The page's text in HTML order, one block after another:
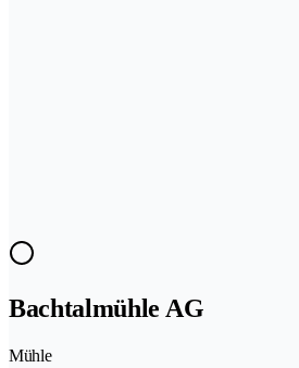
Bachtalmühle AG
Mühle